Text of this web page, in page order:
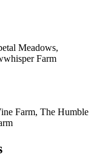
Meadows,
Farm
Farm, The Humble